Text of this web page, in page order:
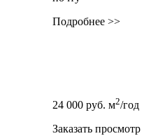
Подробнее >>
24 000 руб. м2/год
Заказать просмотр